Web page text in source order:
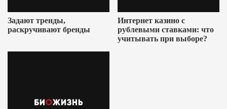
Задают тренды,
раскручивают бренды
Интернет казино с
рублевыми ставками: что
учитывать при выборе?